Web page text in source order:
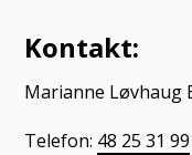
Kontakt:
Marianne Løvhaug
Telefon: 48 25 31 99